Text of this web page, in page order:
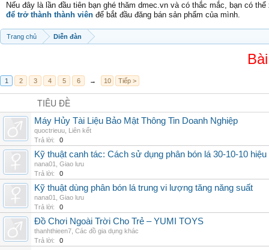
Nếu đây là lần đầu tiên bạn ghé thăm dmec.vn và có thắc mắc, bạn có
để trở thành thành viên để bắt đầu đăng bán sản phẩm của mình.
Trang chủ Diễn đàn
1 2 3 4 5 6 → 10 Tiếp >
TIÊU ĐỀ
Máy Hủy Tài Liệu Bảo Mật Thông Tin Doanh Nghiệp
quoctrieuu Liên kết
Trả lời:
0
Kỹ thuật canh tác: Cách sử dụng phân bón lá 30-10-10 hiệu
nana01
Giao lưu
Trả lời:
0
Kỹ thuật dùng phân bón lá trung vi lượng tăng năng suất
nana01
Giao lưu
Trả lời:
0
Đồ Chơi Ngoài Trời Cho Trẻ – YUMI TOYS
thanhthieen7 Các đồ gia dụng khác
Trả lời:
0